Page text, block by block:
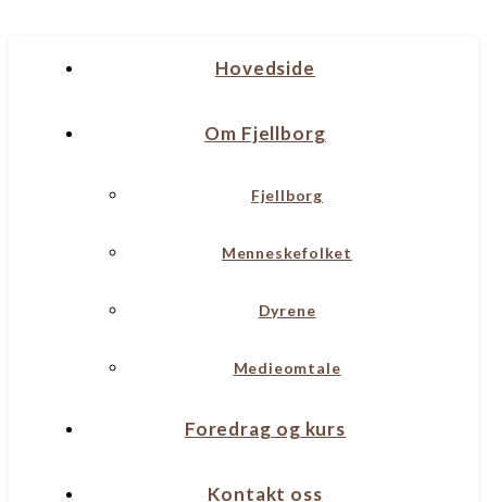
Hovedside
Om Fjellborg
Fjellborg
Menneskefolket
Dyrene
Medieomtale
Foredrag og kurs
Kontakt oss